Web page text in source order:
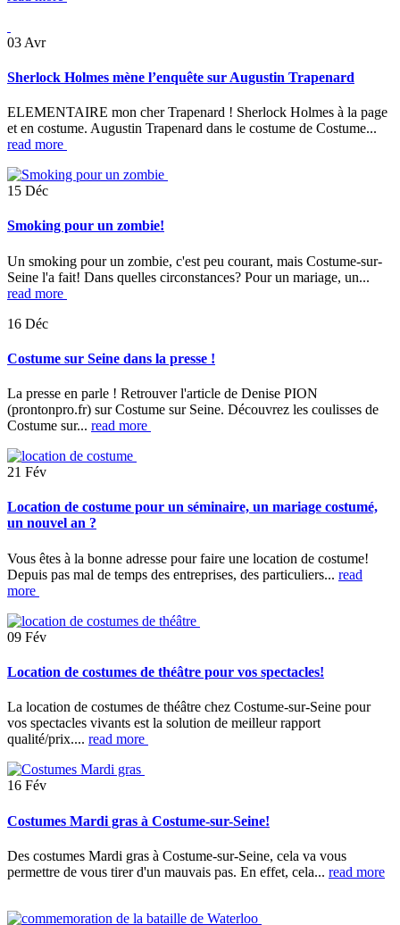
03 Avr
Sherlock Holmes mène l’enquête sur Augustin Trapenard
ELEMENTAIRE mon cher Trapenard ! Sherlock Holmes à la page
et en costume. Augustin Trapenard dans le costume de Costume...
read more
15 Déc
Smoking pour un zombie!
Un smoking pour un zombie, c'est peu courant, mais Costume-sur-
Seine l'a fait! Dans quelles circonstances? Pour un mariage, un...
read more
16 Déc
Costume sur Seine dans la presse !
La presse en parle ! Retrouver l'article de Denise PION
(prontonpro.fr) sur Costume sur Seine. Découvrez les coulisses de
Costume sur... read more
21 Fév
Location de costume pour un séminaire, un mariage costumé,
un nouvel an ?
Vous êtes à la bonne adresse pour faire une location de costume!
Depuis pas mal de temps des entreprises, des particuliers... read
more
09 Fév
Location de costumes de théâtre pour vos spectacles!
La location de costumes de théâtre chez Costume-sur-Seine pour
vos spectacles vivants est la solution de meilleur rapport
qualité/prix.... read more
16 Fév
Costumes Mardi gras à Costume-sur-Seine!
Des costumes Mardi gras à Costume-sur-Seine, cela va vous
permettre de vous tirer d'un mauvais pas. En effet, cela... read more